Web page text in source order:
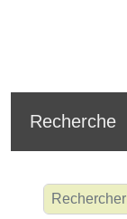
Recherche